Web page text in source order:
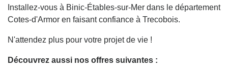
Installez-vous à Binic-Étables-sur-Mer dans le département
Cotes-d'Armor en faisant confiance à Trecobois.
N'attendez plus pour votre projet de vie !
Découvrez aussi nos offres suivantes :